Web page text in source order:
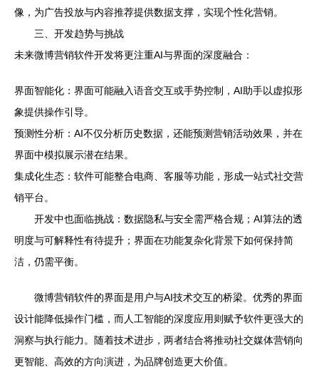
像，为广告投放与内容推荐提供数据支撑，实现个性化营销。
三、开发趋势与挑战
未来微博营销软件开发将更注重AI与界面的深度融合：
界面智能化：界面可能融入语音交互或手势控制，AI助手以虚拟形
象提供操作引导。
预测性分析：AI不仅分析历史数据，还能预测营销活动效果，并在
界面中模拟展示潜在结果。
集成化生态：软件可能整合电商、客服等功能，形成一站式社交营
销平台。
开发中也面临挑战：数据隐私与安全需严格合规；AI算法的透
明度与可解释性有待提升；界面在功能复杂化背景下如何保持简
洁，仍需平衡。
微博营销软件的界面是用户与AI技术交互的桥梁。优秀的界面
设计能降低操作门槛，而人工智能的深度应用则赋予软件更强大的
洞察与执行能力。随着技术进步，两者结合将推动社交媒体营销向
更智能、高效的方向演进，为品牌创造更大价值。